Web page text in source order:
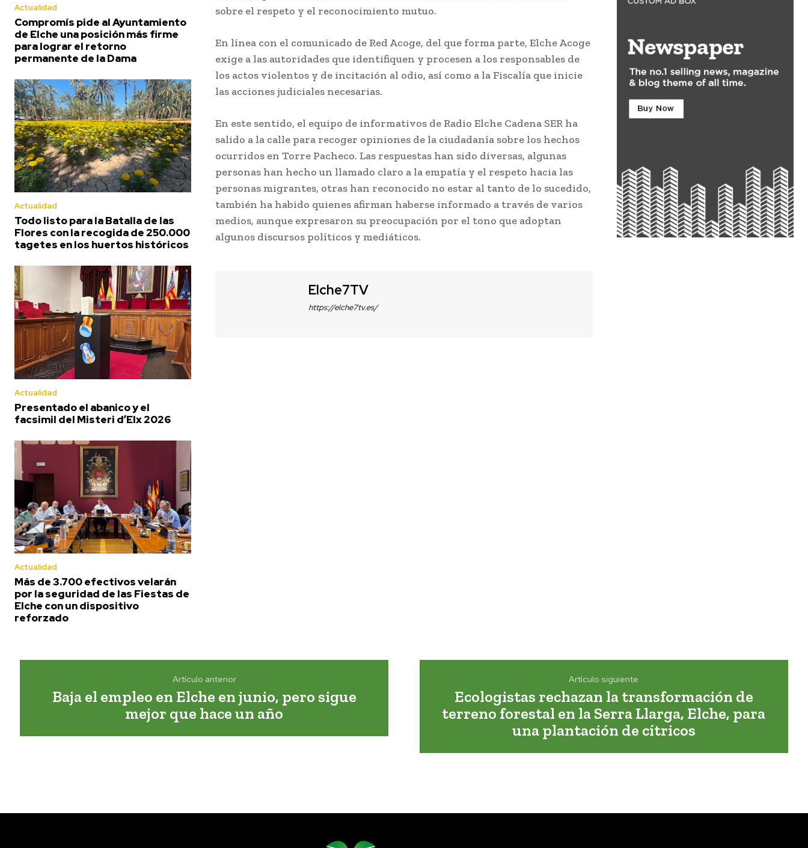
Actualidad
Compromís pide al Ayuntamiento
de Elche una posición más firme
para lograr el retorno
permanente de la Dama
Actualidad
Todo listo para la Batalla de las
Flores con la recogida de 250.000
tagetes en los huertos históricos
Actualidad
Presentado el abanico y el
facsimil del Misteri d’Elx 2026
Actualidad
Más de 3.700 efectivos velarán
por la seguridad de las Fiestas de
Elche con un dispositivo
reforzado
sobre el respeto y el reconocimiento mutuo.
En línea con el comunicado de Red Acoge, del que forma parte, Elche Acoge
exige a las autoridades que identifiquen y procesen a los responsables de
los actos violentos y de incitación al odio, así como a la Fiscalía que inicie
las acciones judiciales necesarias.
En este sentido, el equipo de informativos de Radio Elche Cadena SER ha
salido a la calle para recoger opiniones de la ciudadanía sobre los hechos
ocurridos en Torre Pacheco. Las respuestas han sido diversas, algunas
personas han hecho un llamado claro a la empatía y el respeto hacia las
personas migrantes, otras han reconocido no estar al tanto de lo sucedido,
también ha habido quienes afirman haberse informado a través de varios
medios, aunque expresaron su preocupación por el tono que adoptan
algunos discursos políticos y mediáticos.
Elche7TV
https://elche7tv.es/
Artículo anterior
Baja el empleo en Elche en junio, pero sigue
mejor que hace un año
Artículo siguiente
Ecologistas rechazan la transformación de
terreno forestal en la Serra Llarga, Elche, para
una plantación de cítricos